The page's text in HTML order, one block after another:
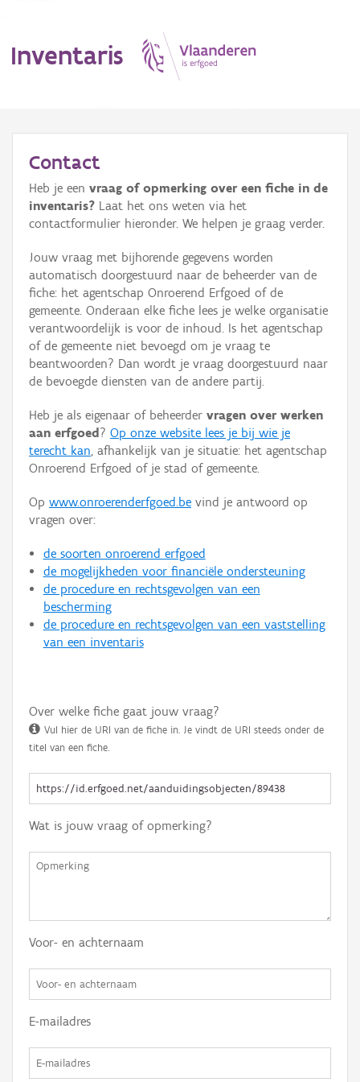
Inventaris
Erfgoedobject
Aanduidingsobject
Waarneming
Thema
Gebeurtenis
Persoon of collectief
Hergebruik
Aanmelden
Contact
Heb je een vraag of opmerking over een fiche in de
inventaris? Laat het ons weten via het
contactformulier hieronder. We helpen je graag verder.
Jouw vraag met bijhorende gegevens worden
automatisch doorgestuurd naar de beheerder van de
fiche: het agentschap Onroerend Erfgoed of de
gemeente. Onderaan elke fiche lees je welke organisatie
verantwoordelijk is voor de inhoud. Is het agentschap
of de gemeente niet bevoegd om je vraag te
beantwoorden? Dan wordt je vraag doorgestuurd naar
de bevoegde diensten van de andere partij.
Heb je als eigenaar of beheerder vragen over werken
aan erfgoed ? Op onze website lees je bij wie je
terecht kan, afhankelijk van je situatie: het agentschap
Onroerend Erfgoed of je stad of gemeente.
Op www.onroerenderfgoed.be vind je antwoord op
vragen over:
de soorten onroerend erfgoed
de mogelijkheden voor financiële ondersteuning
de procedure en rechtsgevolgen van een
bescherming
de procedure en rechtsgevolgen van een vaststelling
van een inventaris
Over welke fiche gaat jouw vraag?
Vul hier de URI van de fiche in. Je vindt de URI steeds onder de
titel van een fiche.
Wat is jouw vraag of opmerking?
Voor- en achternaam
E-mailadres